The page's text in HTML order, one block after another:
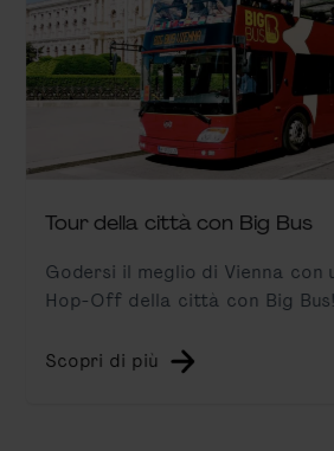
Tour della città con Big Bus
Godersi il meglio di Vienna con
Hop-Off della città con Big
Scopri di più